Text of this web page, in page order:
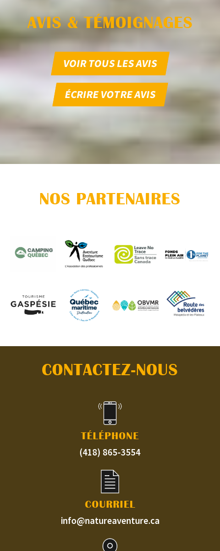
AVIS & TÉMOIGNAGES
VOIR TOUS LES AVIS
ÉCRIRE VOTRE AVIS
NOS PARTENAIRES
CONTACTEZ-NOUS
TÉLÉPHONE
(418) 865-3554
COURRIEL
info@natureaventure.ca